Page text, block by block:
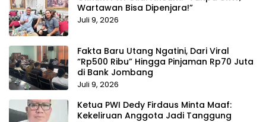
Wartawan Bisa Dipenjara!”
Juli 9, 2026
Fakta Baru Utang Ngatini, Dari Viral
“Rp500 Ribu” Hingga Pinjaman Rp70 Juta
di Bank Jombang
Juli 9, 2026
Ketua PWI Dedy Firdaus Minta Maaf:
Kekeliruan Anggota Jadi Tanggung